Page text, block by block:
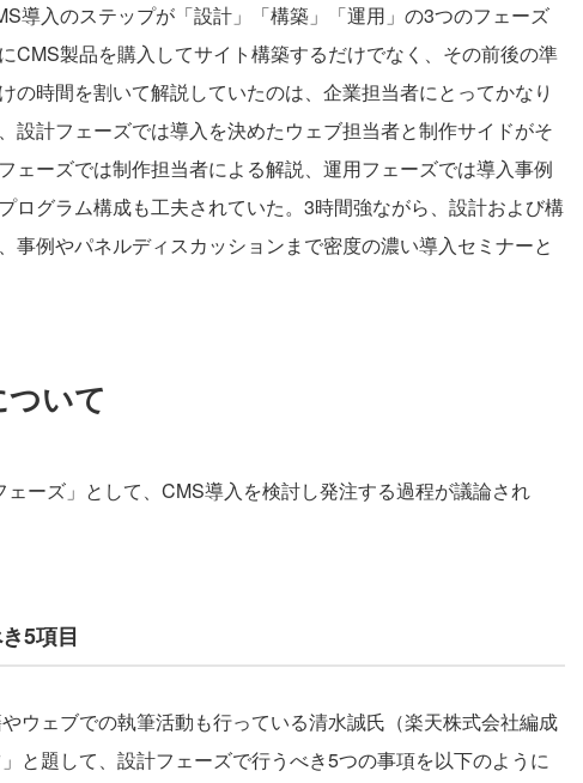
導入のステップが「設計」「構築」「運用」の3つのフェーズ
CMS製品を購入してサイト構築するだけでなく、その前後の準
の時間を割いて解説していたのは、企業担当者にとってかなり
設計フェーズでは導入を決めたウェブ担当者と制作サイドがそ
ェーズでは制作担当者による解説、運用フェーズでは導入事例
ログラム構成も工夫されていた。3時間強ながら、設計および構
事例やパネルディスカッションまで密度の濃い導入セミナーと
いて
ーズ」として、CMS導入を検討し発注する過程が議論され
5項目
ウェブでの執筆活動も行っている清水誠氏（楽天株式会社編成
と題して、設計フェーズで行うべき5つの事項を以下のように